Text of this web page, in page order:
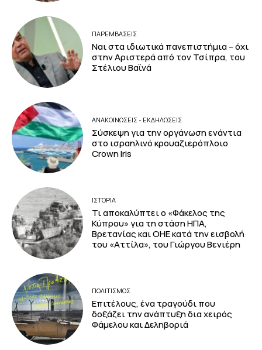
ΠΑΡΕΜΒΑΣΕΙΣ
Ναι στα ιδιωτικά πανεπιστήμια – όχι
στην Αριστερά από τον Τσίπρα, του
Στέλιου Βαϊνά
ΑΝΑΚΟΙΝΩΣΕΙΣ - ΕΚΔΗΛΩΣΕΙΣ
Σύσκεψη για την οργάνωση ενάντια
στο ισραηλινό κρουαζιερόπλοιο
Crown Iris
ΙΣΤΟΡΙΑ
Τι αποκαλύπτει ο «Φάκελος της
Κύπρου» για τη στάση ΗΠΑ,
Βρετανίας και ΟΗΕ κατά την εισβολή
του «Αττίλα», του Γιώργου Βενιέρη
ΠΟΛΙΤΙΣΜΟΣ
Επιτέλους, ένα τραγούδι που
δοξάζει την ανάπτυξη δια χειρός
Φάμελου και Δεληβοριά